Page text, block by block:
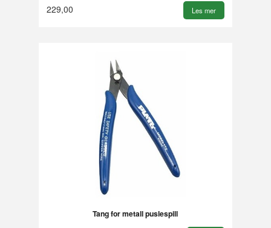
229,00 Les mer
Tang for metall puslespill